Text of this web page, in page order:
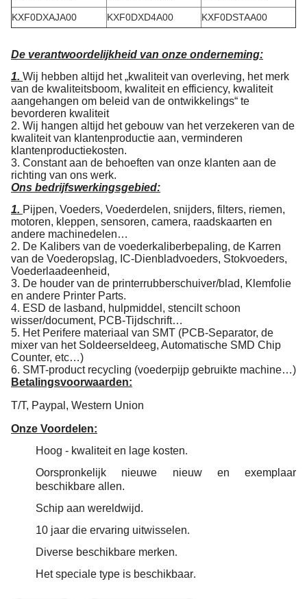
KXF0DXAJA00 KXF0DXD4A00 KXF0DSTAA00
De verantwoordelijkheid van onze onderneming:
1. Wij hebben altijd het „kwaliteit van overleving, het merk
van de kwaliteitsboom, kwaliteit en efficiency, kwaliteit
aangehangen om beleid van de ontwikkelings“ te
bevorderen kwaliteit
2. Wij hangen altijd het gebouw van het verzekeren van de
kwaliteit van klantenproductie aan, verminderen
klantenproductiekosten.
3. Constant aan de behoeften van onze klanten aan de
richting van ons werk.
Ons bedrijfswerkingsgebied:
1. Pijpen, Voeders, Voederdelen, snijders, filters, riemen,
motoren, kleppen, sensoren, camera, raadskaarten en
andere machinedelen…
2. De Kalibers van de voederkaliberbepaling, de Karren
van de Voederopslag, IC-Dienbladvoeders, Stokvoeders,
Voederlaadeenheid,
3. De houder van de printerrubberschuiver/blad, Klemfolie
en andere Printer Parts.
4. ESD de lasband, hulpmiddel, stencilt schoon
wisser/document, PCB-Tijdschrift…
5. Het Perifere materiaal van SMT (PCB-Separator, de
mixer van het Soldeerseldeeg, Automatische SMD Chip
Counter, etc…)
6. SMT-product recycling (voederpijp gebruikte machine…)
Betalingsvoorwaarden:
T/T, Paypal, Western Union
Onze Voordelen:
Hoog - kwaliteit en lage kosten.
Oorspronkelijk nieuwe nieuw en exemplaar
beschikbare allen.
Schip aan wereldwijd.
10 jaar die ervaring uitwisselen.
Diverse beschikbare merken.
Het speciale type is beschikbaar.